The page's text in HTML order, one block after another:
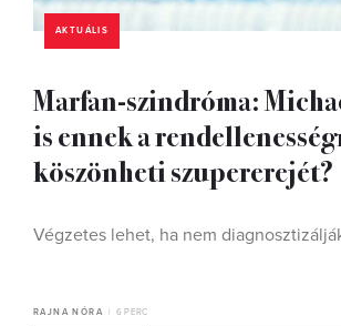
AKTUÁLIS
Marfan-szindróma:
is ennek a
köszönheti szupererejét?
Végzetes lehet, ha nem
RAJNA NÓRA 6 PERC